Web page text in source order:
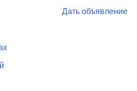
Дать объявление